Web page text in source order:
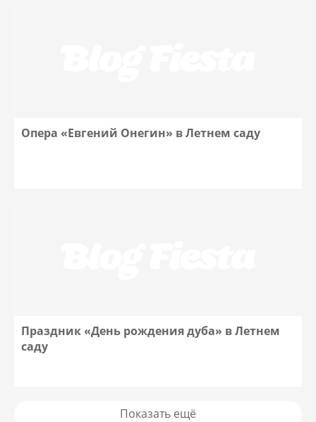
Опера «Евгений Онегин» в Летнем саду
Праздник «День рождения дуба» в Летнем
саду
Показать ещё